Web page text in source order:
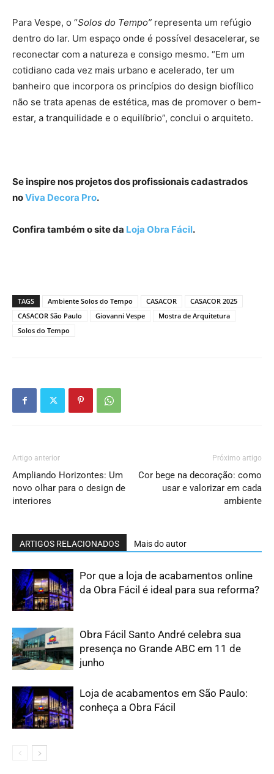
Para Vespe, o “Solos do Tempo” representa um refúgio
dentro do lar. Um espaço onde é possível desacelerar, se
reconectar com a natureza e consigo mesmo. “Em um
cotidiano cada vez mais urbano e acelerado, ter um
banheiro que incorpora os princípios do design biofílico
não se trata apenas de estética, mas de promover o bem-
estar, a tranquilidade e o equilíbrio”, conclui o arquiteto.
Se inspire nos projetos dos profissionais cadastrados
noViva Decora Pro.
Confira também o site da Loja Obra Fácil.
TAGS Ambiente Solos do Tempo CASACOR
CASACOR 2025
CASACOR São Paulo
Giovanni Vespe
Mostra de Arquitetura
Solos do Tempo
Artigo anterior
Ampliando Horizontes: Um
novo olhar para o design de
interiores
Próximo artigo
Cor bege na decoração: como
usar e valorizar em cada
ambiente
ARTIGOS RELACIONADOS Mais do autor
Por que a loja de acabamentos online
da Obra Fácil é ideal para sua reforma?
Obra Fácil Santo André celebra sua
presença no Grande ABC em 11 de
junho
Loja de acabamentos em São Paulo:
conheça a Obra Fácil